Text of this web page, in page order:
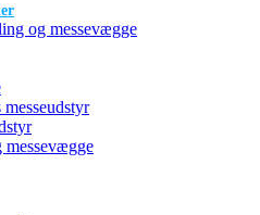
og messevægge